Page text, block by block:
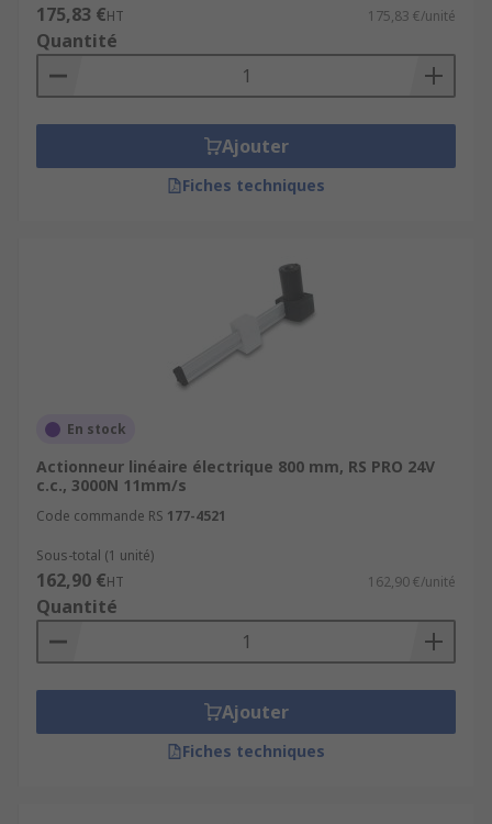
175,83 €HT 175,83 €/unité
Quantité
Ajouter
Fiches techniques
En stock
Actionneur linéaire électrique 800 mm, RS PRO 24V
c.c., 3000N 11mm/s
Code commande RS 177-4521
Sous-total (1 unité)
162,90 €HT 162,90 €/unité
Quantité
Ajouter
Fiches techniques